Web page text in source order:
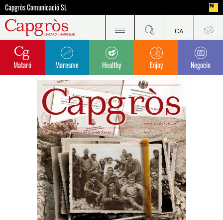
Capgròs Comunicació SL
Mataró Maresme Healthy Enjoy Negocio